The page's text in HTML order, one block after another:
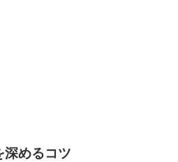
深めるコツ